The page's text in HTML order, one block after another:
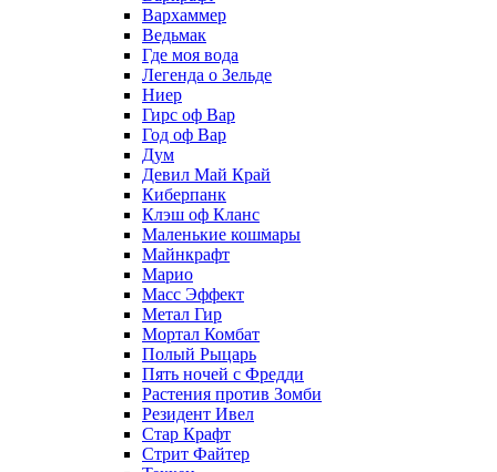
Вархаммер
Ведьмак
Где моя вода
Легенда о Зельде
Ниер
Гирс оф Вар
Год оф Вар
Дум
Девил Май Край
Киберпанк
Клэш оф Кланс
Маленькие кошмары
Майнкрафт
Марио
Масс Эффект
Метал Гир
Мортал Комбат
Полый Рыцарь
Пять ночей с Фредди
Растения против Зомби
Резидент Ивел
Стар Крафт
Стрит Файтер